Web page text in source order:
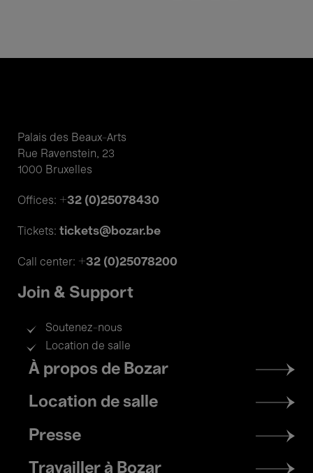
Palais des Beaux-Arts
Rue Ravenstein, 23
1000 Bruxelles
Offices: +32 (0)25078430
Tickets: tickets@bozar.be
Call center: +32 (0)25078200
Join & Support
Soutenez-nous
Location de salle
Footer
menu
À propos de Bozar
Location de salle
Presse
Travailler à Bozar